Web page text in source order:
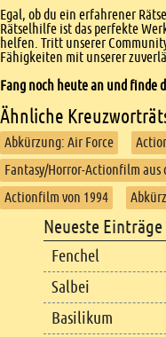
Egal, ob du ein erfahrener
Rätselhilfe ist das perfekte
helfen. Tritt unserer
Fähigkeiten mit unserer
Fang noch heute an und finde
Ähnliche
Abkürzung: Air Force
Fantasy/Horror-Actionfilm aus
Actionfilm von 1994
Footer content
Neueste Einträge
Fenchel
Salbei
Basilikum